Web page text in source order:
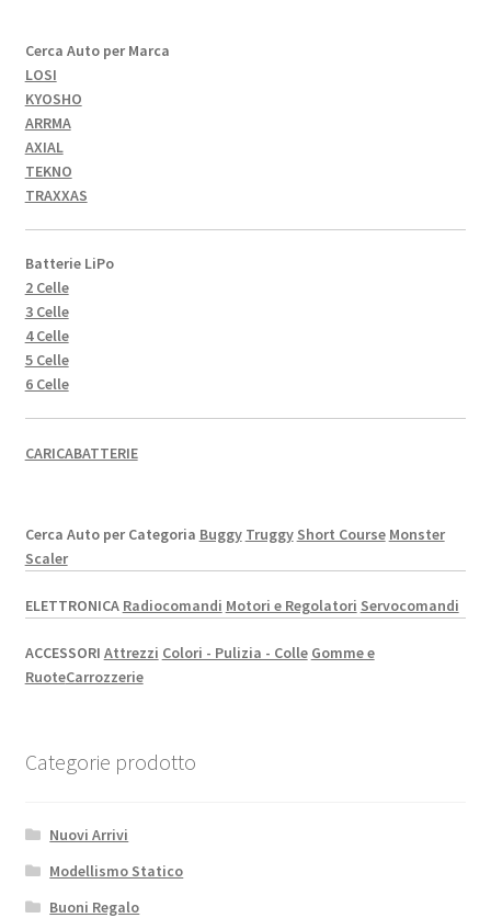
Cerca Auto per Marca
LOSI
KYOSHO
ARRMA
AXIAL
TEKNO
TRAXXAS
Batterie LiPo
2 Celle
3 Celle
4 Celle
5 Celle
6 Celle
CARICABATTERIE
Cerca Auto per Categoria Buggy Truggy Short Course Monster
Scaler
ELETTRONICA Radiocomandi Motori e Regolatori Servocomandi
ACCESSORI Attrezzi Colori - Pulizia - Colle Gomme e
RuoteCarrozzerie
Categorie prodotto
Nuovi Arrivi
Modellismo Statico
Buoni Regalo